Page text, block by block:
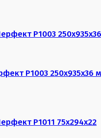
P1003 250х935х36